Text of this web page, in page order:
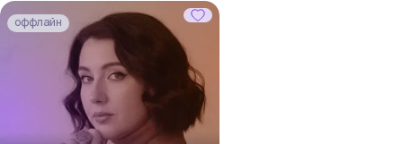
оффлайн